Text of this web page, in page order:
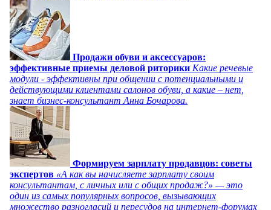
Продажи обуви и аксессуаров:
эффективные приемы деловой риторики Какие речевые
модули - эффективны при общении с потенциальными и
действующими клиентами салонов обуви, а какие – нет,
знает бизнес-консультант Анна Бочарова.
Формируем зарплату продавцов: советы
экспертов «А как вы начисляете зарплату своим
консультантам, с личных или с общих продаж?» — это
один из самых популярных вопросов, вызывающих
множество разногласий и пересудов на интернет-форумах